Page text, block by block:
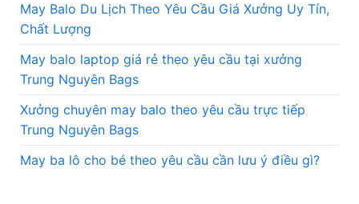
May Balo Du Lịch Theo Yêu Cầu Giá Xưởng Uy Tín,
Chất Lượng
May balo laptop giá rẻ theo yêu cầu tại xưởng
Trung Nguyên Bags
Xưởng chuyên may balo theo yêu cầu trực tiếp
Trung Nguyên Bags
May ba lô cho bé theo yêu cầu cần lưu ý điều gì?